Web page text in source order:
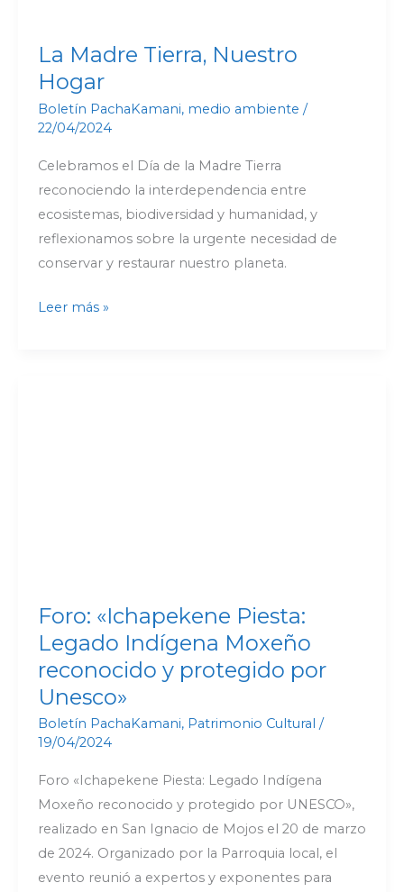
La Madre Tierra, Nuestro
Hogar
Boletín PachaKamani, medio ambiente /
22/04/2024
Celebramos el Día de la Madre Tierra
reconociendo la interdependencia entre
ecosistemas, biodiversidad y humanidad, y
reflexionamos sobre la urgente necesidad de
conservar y restaurar nuestro planeta.
Leer más »
Foro: «Ichapekene Piesta:
Legado Indígena Moxeño
reconocido y protegido por
Unesco»
Boletín PachaKamani, Patrimonio Cultural /
19/04/2024
Foro «Ichapekene Piesta: Legado Indígena
Moxeño reconocido y protegido por UNESCO»,
realizado en San Ignacio de Mojos el 20 de marzo
de 2024. Organizado por la Parroquia local, el
evento reunió a expertos y exponentes para
por